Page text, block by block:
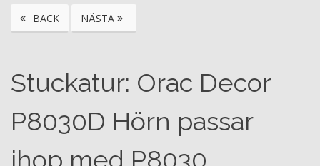
BACK NÄSTA
Stuckatur: Orac Decor
P8030D Hörn passar
ihop med P8030